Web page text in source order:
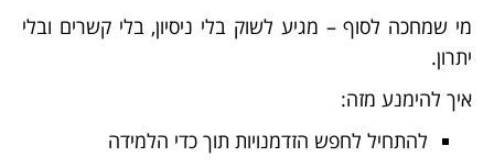
מי שמחכה לסוף – מגיע לשוק בלי ניסיון, בלי קשרים ובלי
יתרון.
איך להימנע מזה:
להתחיל לחפש הזדמנויות תוך כדי הלמידה